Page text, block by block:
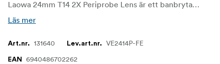
Laowa 24mm T14 2X Periprobe Lens är ett banbrytande kreativt verktyg för filmskapare och fotografer som söker unika vinklar och oöverträffade perspektiv. Dess innovativa periskopliknande design gör att du kan uppnå tidigare omöjliga bilder, inklusive uppslukande närbilder, dynamiska rotationer och kreativa rörelser genom trånga utrymmen, vilket gör det till ett kraftfullt tillskott till kommersiell film, produktfotografering och makrovideografi.
Läs mer
Art.nr. 131640 Lev.art.nr. VE2414P-FE
EAN 6940486702262